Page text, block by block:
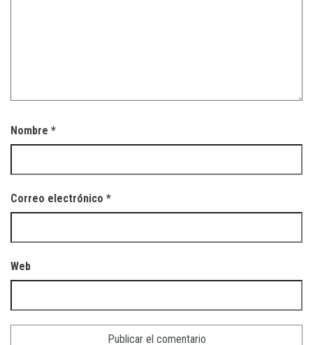
Nombre *
Correo electrónico *
Web